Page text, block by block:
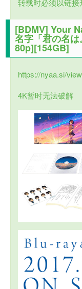
[BDMV] Your
名字「君の名
80p][154GB]
https://nyaa.si/
4K暂时无法破解